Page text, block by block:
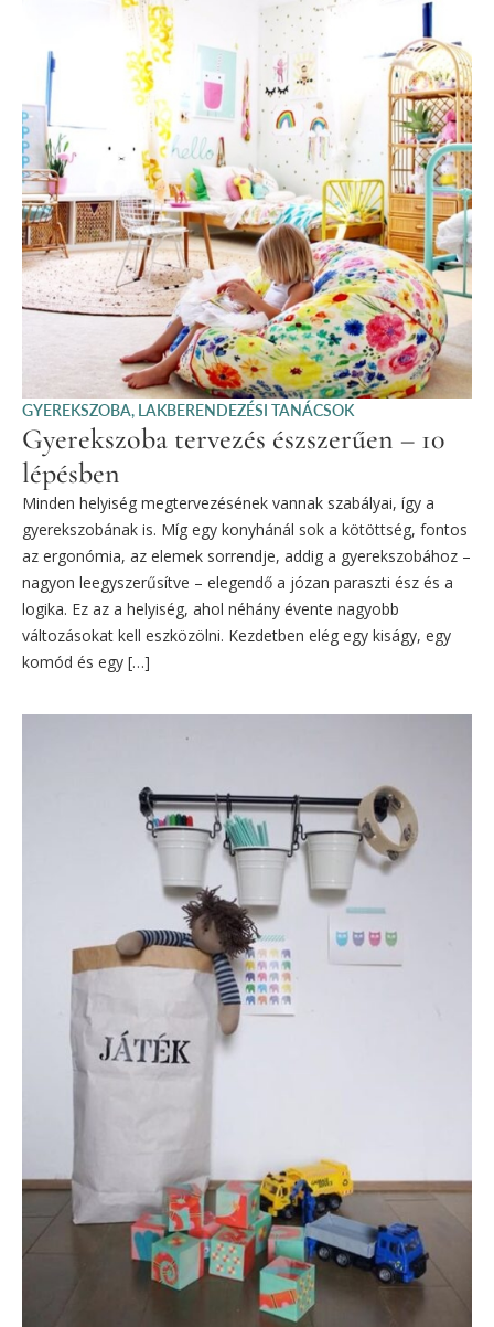
GYEREKSZOBA, LAKBERENDEZÉSI TANÁCSOK
Gyerekszoba tervezés észszerűen – 10
lépésben
Minden helyiség megtervezésének vannak szabályai, így a
gyerekszobának is. Míg egy konyhánál sok a kötöttség, fontos
az ergonómia, az elemek sorrendje, addig a gyerekszobához –
nagyon leegyszerűsítve – elegendő a józan paraszti ész és a
logika. Ez az a helyiség, ahol néhány évente nagyobb
változásokat kell eszközölni. Kezdetben elég egy kiságy, egy
komód és egy […]